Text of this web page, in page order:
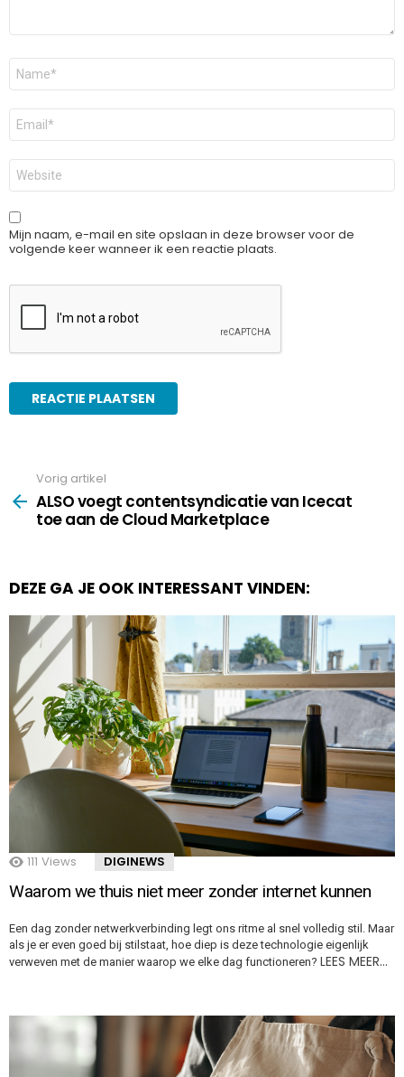
Naam
E-
mail
*
Site
Mijn naam, e-mail en site opslaan in deze browser voor de
volgende keer wanneer ik een reactie plaats.
more
Vorig artikel
ALSO voegt contentsyndicatie van Icecat
toe aan de Cloud Marketplace
DEZE GA JE OOK INTERESSANT VINDEN:
111 Views DIGINEWS
Waarom we thuis niet meer zonder internet kunnen
Een dag zonder netwerkverbinding legt ons ritme al snel volledig stil. Maar
als je er even goed bij stilstaat, hoe diep is deze technologie eigenlijk
verweven met de manier waarop we elke dag functioneren? LEES MEER…